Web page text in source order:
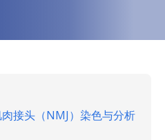
接头（NMJ）染色与分析